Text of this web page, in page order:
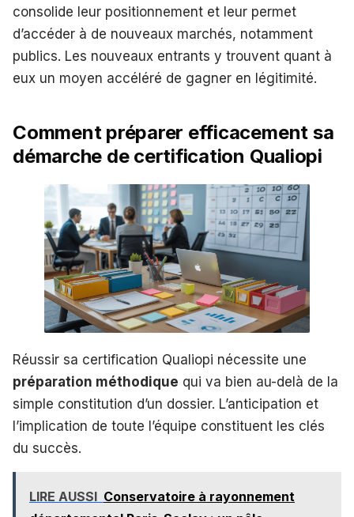
consolide leur positionnement et leur permet
d’accéder à de nouveaux marchés, notamment
publics. Les nouveaux entrants y trouvent quant à
eux un moyen accéléré de gagner en légitimité.
Comment préparer efficacement sa
démarche de certification Qualiopi
Réussir sa certification Qualiopi nécessite une
préparation méthodique qui va bien au-delà de la
simple constitution d’un dossier. L’anticipation et
l’implication de toute l’équipe constituent les clés
du succès.
LIRE AUSSI Conservatoire à rayonnement